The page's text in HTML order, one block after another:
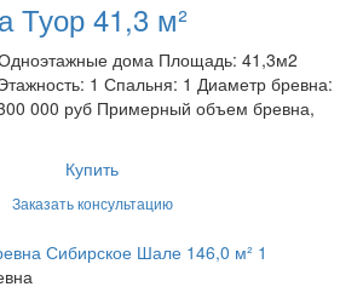
Туор 41,3 м²
Одноэтажные дома Площадь: 41,3м2
1 Спальня: 1 Диаметр бревна:
000 руб Примерный объем бревна,
Купить
Заказать консультацию